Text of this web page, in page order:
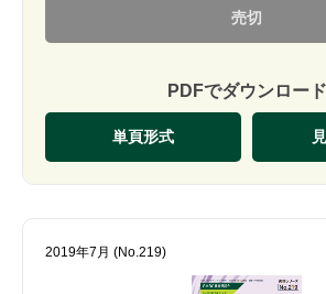
売切
PDFでダウンロード
単頁形式
2019年7月 (No.219)